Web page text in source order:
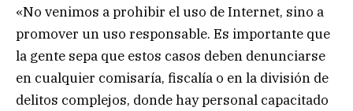
«No venimos a prohibir el uso de Internet, sino a
promover un uso responsable. Es importante que
la gente sepa que estos casos deben denunciarse
en cualquier comisaría, fiscalía o en la división de
delitos complejos, donde hay personal capacitado